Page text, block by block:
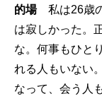
的場私は26歳の
は寂しかった。
な。何事もひと
れる人もいない
なって、会う人